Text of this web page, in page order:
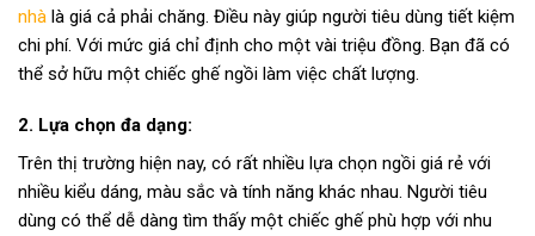
nhà là giá cả phải chăng. Điều này giúp người tiêu dùng tiết kiệm
chi phí. Với mức giá chỉ định cho một vài triệu đồng. Bạn đã có
thể sở hữu một chiếc ghế ngồi làm việc chất lượng.
2. Lựa chọn đa dạng:
Trên thị trường hiện nay, có rất nhiều lựa chọn ngồi giá rẻ với
nhiều kiểu dáng, màu sắc và tính năng khác nhau. Người tiêu
dùng có thể dễ dàng tìm thấy một chiếc ghế phù hợp với nhu